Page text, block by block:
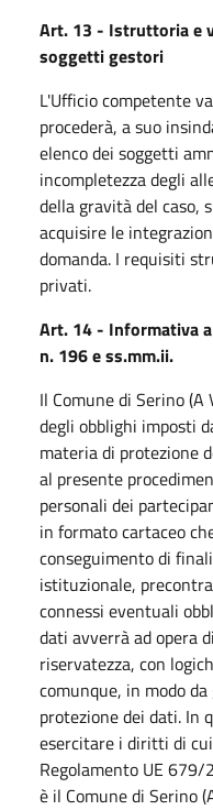
Art. 13 - Istruttoria e
soggetti gestori
L'Ufficio competente
procederà, a suo
elenco dei soggetti
incompletezza degli
della gravità del caso,
acquisire le
domanda. I requisiti
privati.
Art. 14 - Informativa
n. 196 e ss.mm.ii.
Il Comune di Serino
degli obblighi imposti
materia di protezione
al presente
personali dei
in formato cartaceo
conseguimento di
istituzionale,
connessi eventuali
dati avverrà ad opera
riservatezza, con
comunque, in modo
protezione dei dati. In
esercitare i diritti di
Regolamento UE
è il Comune di Serino